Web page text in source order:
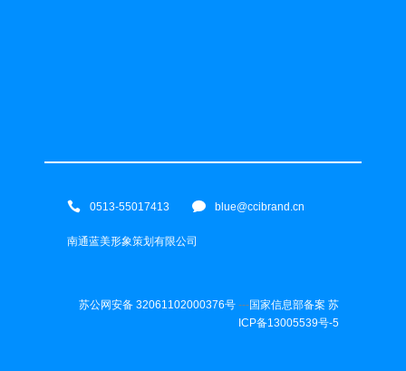
0513-55017413 blue@ccibrand.cn
南通蓝美形象策划有限公司
苏公网安备 32061102000376号 ---国家信息部备案 苏
ICP备13005539号-5